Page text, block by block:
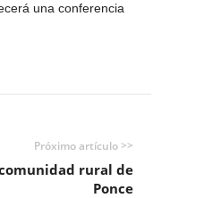
una conferencia
Próximo artículo >>
rural de
Ponce